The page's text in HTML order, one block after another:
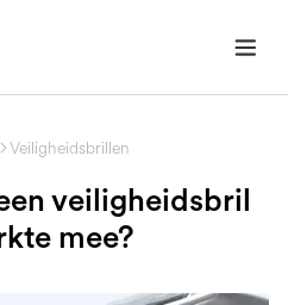
Veiligheidsbrillen
veiligheidsbril
mee?